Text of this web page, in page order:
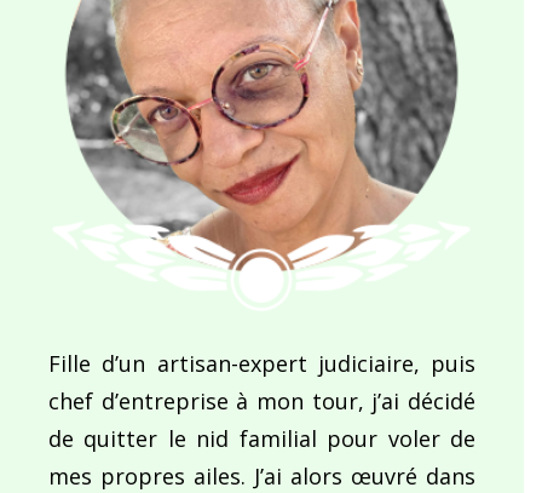
Fille d’un artisan-expert judiciaire, puis
chef d’entreprise à mon tour, j’ai décidé
de quitter le nid familial pour voler de
mes propres ailes. J’ai alors œuvré dans